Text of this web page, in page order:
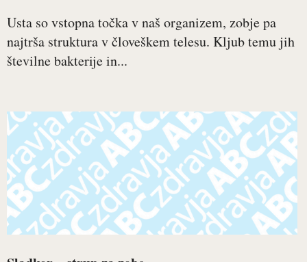
Usta so vstopna točka v naš organizem, zobje pa
najtrša struktura v človeškem telesu. Kljub temu jih
številne bakterije in...